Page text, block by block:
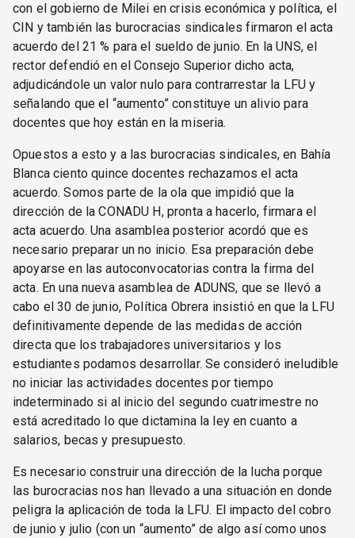
con el gobierno de Milei en crisis económica y política, el
CIN y también las burocracias sindicales firmaron el acta
acuerdo del 21 % para el sueldo de junio. En la UNS, el
rector defendió en el Consejo Superior dicho acta,
adjudicándole un valor nulo para contrarrestar la LFU y
señalando que el “aumento” constituye un alivio para
docentes que hoy están en la miseria.
Opuestos a esto y a las burocracias sindicales, en Bahía
Blanca ciento quince docentes rechazamos el acta
acuerdo. Somos parte de la ola que impidió que la
dirección de la CONADU H, pronta a hacerlo, firmara el
acta acuerdo. Una asamblea posterior acordó que es
necesario preparar un no inicio. Esa preparación debe
apoyarse en las autoconvocatorias contra la firma del
acta. En una nueva asamblea de ADUNS, que se llevó a
cabo el 30 de junio, Política Obrera insistió en que la LFU
definitivamente depende de las medidas de acción
directa que los trabajadores universitarios y los
estudiantes podamos desarrollar. Se consideró ineludible
no iniciar las actividades docentes por tiempo
indeterminado si al inicio del segundo cuatrimestre no
está acreditado lo que dictamina la ley en cuanto a
salarios, becas y presupuesto.
Es necesario construir una dirección de la lucha porque
las burocracias nos han llevado a una situación en donde
peligra la aplicación de toda la LFU. El impacto del cobro
de junio y julio (con un “aumento” de algo así como unos